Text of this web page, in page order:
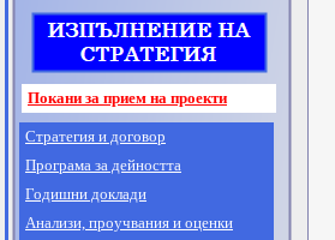
Покани за прием на проекти
Стратегия и договор
Програма за дейността
Годишни доклади
Анализи, проучвания и оценки